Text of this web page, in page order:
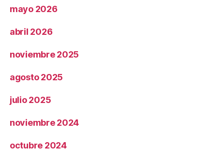
mayo 2026
abril 2026
noviembre 2025
agosto 2025
julio 2025
noviembre 2024
octubre 2024